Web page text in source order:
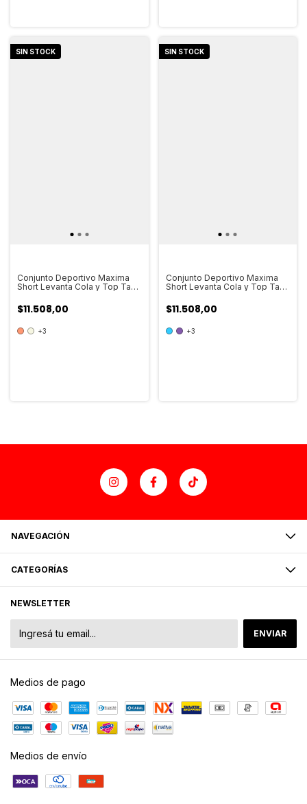
SIN STOCK
Conjunto Deportivo Maxima
Short Levanta Cola y Top Taza
$11.508,00
+3
SIN STOCK
Conjunto Deportivo Maxima
Short Levanta Cola y Top Taza
$11.508,00
+3
NAVEGACIÓN
CATEGORÍAS
NEWSLETTER
Medios de pago
Medios de envío